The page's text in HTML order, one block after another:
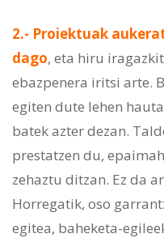
2.- Proiektuak
dago, eta hiru
ebazpenera iritsi arte.
egiten dute lehen
batek azter dezan.
prestatzen du,
zehaztu ditzan. Ez da
Horregatik, oso
egitea, baheketa-